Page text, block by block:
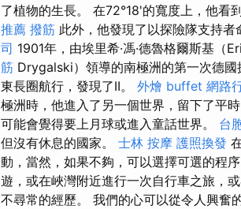
了植物的生長。 在72°18'的寬度上，他看
推薦 撥筋 此外，他發現了以探險隊支持者
司 1901年，由埃里希·馮·德魯格爾斯基（
筋 Drygalski）領導的南極洲的第一次德國
東長圈航行，發現了II。 外燴 buffet 網路
極洲時，他進入了另一個世界，留下了平時
可能會覺得要上月球或進入童話世界。 台
但沒有休息的國家。 士林 按摩 護照換發
動，當然，如果不夠，可以選擇可選的程序
遊，或在峽灣附近進行一次自行車之旅，
不尋常的經歷。 我們的心可以從令人興奮